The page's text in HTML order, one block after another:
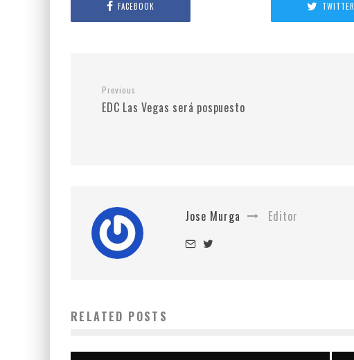
FACEBOOK TWITTER
Previous
EDC Las Vegas será pospuesto
Jose Murga Editor
RELATED POSTS